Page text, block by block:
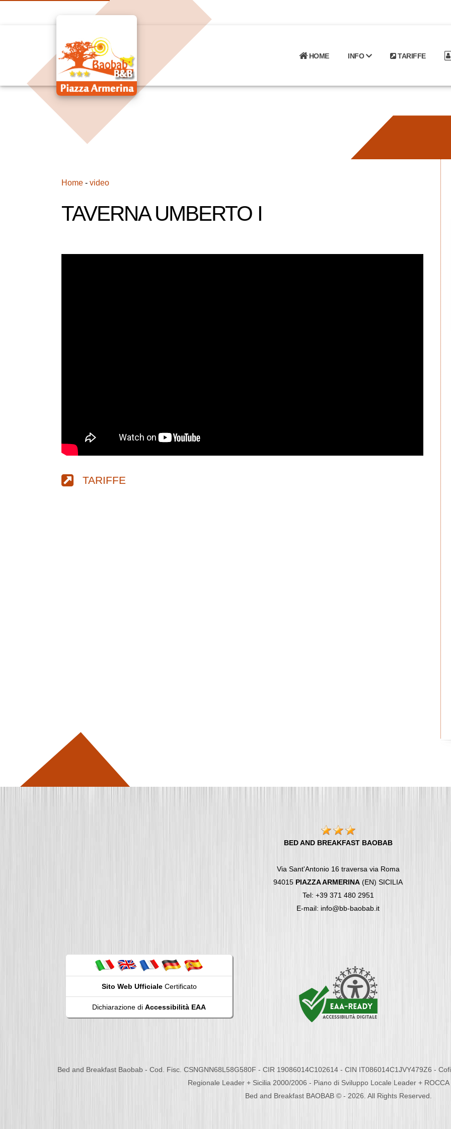
HOME INFO TARIFFE
Home - video
TAVERNA UMBERTO I
TARIFFE
BED AND BREAKFAST BAOBAB
Via Sant'Antonio 16 traversa via Roma
94015 PIAZZA ARMERINA (EN) SICILIA
Tel: +39 371 480 2951
E-mail: info@bb-baobab.it
Sito Web UfficialeCertificato
Dichiarazione di Accessibilità EAA
Bed and Breakfast Baobab - Cod. Fisc. CSNGNN68L58G580F - CIR 19086014C102614 - CIN IT086014C1JVY479Z6 -
Regionale Leader + Sicilia 2000/2006 - Piano di Sviluppo Locale Leader + ROCCA
Bed and Breakfast BAOBAB © - 2026. All Rights Reserved.